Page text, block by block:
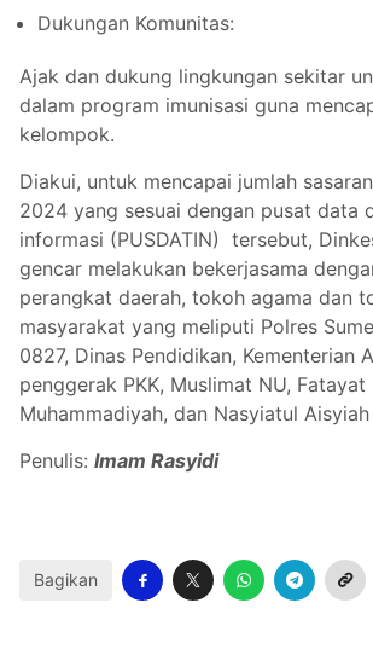
Dukungan Komunitas:
Ajak dan dukung lingkungan sekitar
dalam program imunisasi guna
kelompok​.
Diakui, untuk mencapai jumlah
2024 yang sesuai dengan pusat data
informasi (PUSDATIN) tersebut,
gencar melakukan bekerjasama
perangkat daerah, tokoh agama dan
masyarakat yang meliputi Polres
0827, Dinas Pendidikan, Kementerian
penggerak PKK, Muslimat NU, Fatayat
Muhammadiyah, dan Nasyiatul Aisyiah
Penulis: Imam Rasyidi
Bagikan